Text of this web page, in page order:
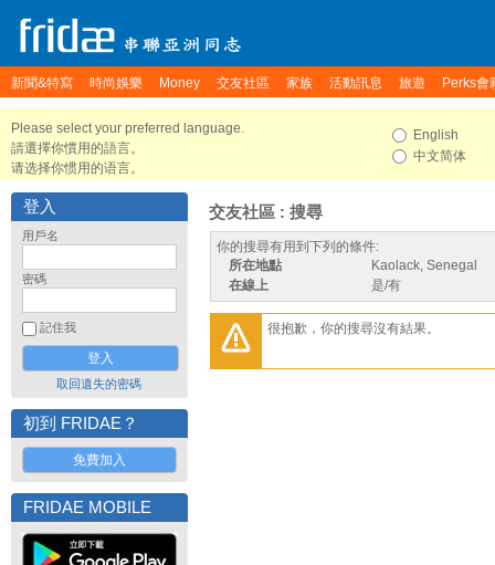
新聞&特寫 時尚娛樂 Money 交友社區 家族 活動訊息 旅遊 Perks會
Please select your preferred language.
請選擇你慣用的語言。
请选择你惯用的语言。
English
中文简体
登入
用戶名
密碼
記住我
取回遺失的密碼
初到 FRIDAE？
免費加入
FRIDAE MOBILE
交友社區 : 搜尋
你的搜尋有用到下列的條件:
所在地點
Kaolack, Senegal
在線上
是/有
很抱歉，你的搜尋沒有結果。